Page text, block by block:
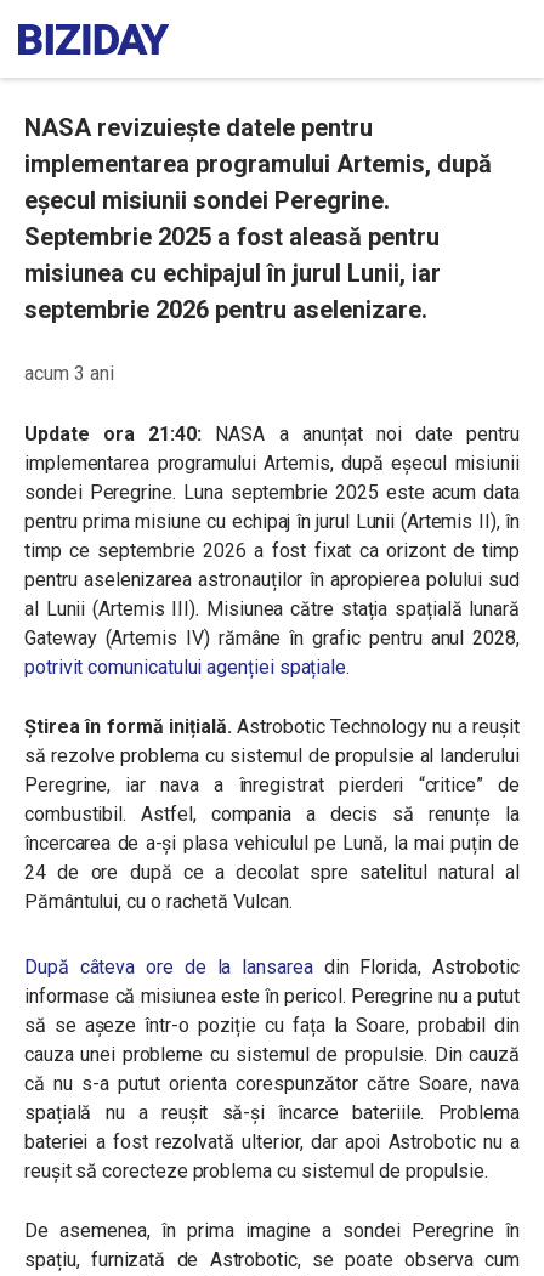
NASA revizuiește datele pentru
implementarea programului Artemis, după
eșecul misiunii sondei Peregrine.
Septembrie 2025 a fost aleasă pentru
misiunea cu echipajul în jurul Lunii, iar
septembrie 2026 pentru aselenizare.
acum 3 ani
Update ora 21:40:NASA a anunțat noi date pentru
implementarea programului Artemis, după eșecul misiunii
sondei Peregrine. Luna septembrie 2025 este acum data
pentru prima misiune cu echipaj în jurul Lunii (Artemis II), în
timp ce septembrie 2026 a fost fixat ca orizont de timp
pentru aselenizarea astronauților în apropierea polului sud
al Lunii (Artemis III). Misiunea către stația spațială lunară
Gateway (Artemis IV) rămâne în grafic pentru anul 2028,
potrivit comunicatului agenției spațiale.
Știrea în formă inițială.Astrobotic Technology nu a reușit
să rezolve problema cu sistemul de propulsie al landerului
Peregrine, iar nava a înregistrat pierderi “critice” de
combustibil. Astfel, compania a decis să renunțe la
încercarea de a-și plasa vehiculul pe Lună, la mai puțin de
24 de ore după ce a decolat spre satelitul natural al
Pământului, cu o rachetă Vulcan.
După câteva ore de la lansareadin Florida, Astrobotic
informase că misiunea este în pericol. Peregrine nu a putut
să se așeze într-o poziție cu fața la Soare, probabil din
cauza unei probleme cu sistemul de propulsie. Din cauză
că nu s-a putut orienta corespunzător către Soare, nava
spațială nu a reușit să-și încarce bateriile. Problema
bateriei a fost rezolvată ulterior, dar apoi Astrobotic nu a
reușit să corecteze problema cu sistemul de propulsie.
De asemenea, în prima imagine a sondei Peregrine în
spațiu, furnizată de Astrobotic, se poate observa cum